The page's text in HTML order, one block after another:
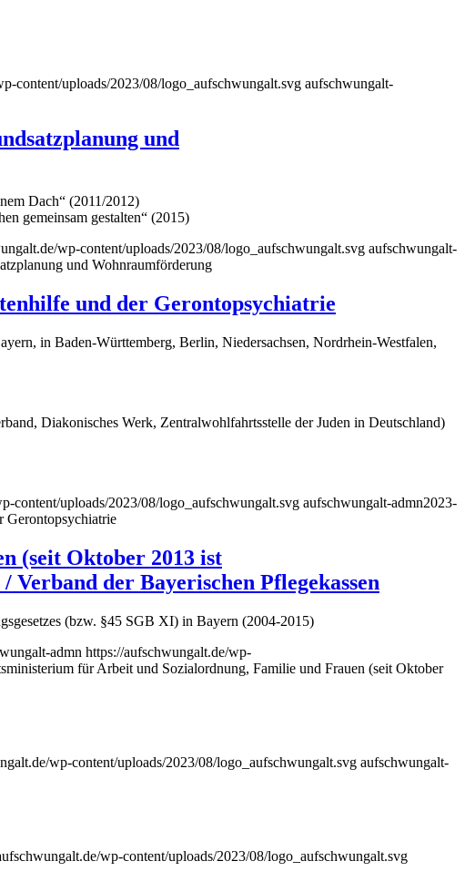
content/uploads/2023/08/logo_aufschwungalt.svg aufschwungalt-
und
Dach“ (2011/2012)
gemeinsam gestalten“ (2015)
wp-content/uploads/2023/08/logo_aufschwungalt.svg aufschwungalt-
und Wohnraumförderung
und der Gerontopsychiatrie
in Baden-Württemberg, Berlin, Niedersachsen, Nordrhein-Westfalen,
Diakonisches Werk, Zentralwohlfahrtsstelle der Juden in Deutschland)
content/uploads/2023/08/logo_aufschwungalt.svg aufschwungalt-admn2023-
Gerontopsychiatrie
(seit Oktober 2013 ist
der Bayerischen Pflegekassen
(bzw. §45 SGB XI) in Bayern (2004-2015)
admn https://aufschwungalt.de/wp-
für Arbeit und Sozialordnung, Familie und Frauen (seit Oktober
wp-content/uploads/2023/08/logo_aufschwungalt.svg aufschwungalt-
wp-content/uploads/2023/08/logo_aufschwungalt.svg